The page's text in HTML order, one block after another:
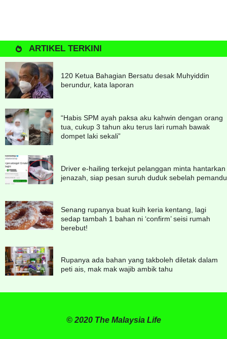
ARTIKEL TERKINI
120 Ketua Bahagian Bersatu desak Muhyiddin
berundur, kata laporan
“Habis SPM ayah paksa aku kahwin dengan orang
tua, cukup 3 tahun aku terus lari rumah bawak
dompet laki sekali”
Driver e-hailing terkejut pelanggan minta hantarkan
jenazah, siap pesan suruh duduk sebelah pemandu
Senang rupanya buat kuih keria kentang, lagi
sedap tambah 1 bahan ni ‘confirm’ seisi rumah
berebut!
Rupanya ada bahan yang takboleh diletak dalam
peti ais, mak mak wajib ambik tahu
© 2020 The Malaysia Life